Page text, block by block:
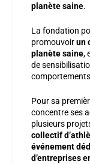
planète saine.
La fondation
promouvoirun
planète saine,
de
Pour sa
concentre ses
plusieurs
collectif
événement
d’entreprises